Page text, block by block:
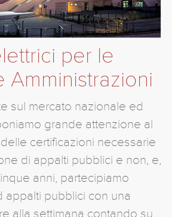
per le
Amministrazioni
sul mercato nazionale ed
grande attenzione al
certificazioni necessarie
di appalti pubblici e non, e,
anni, partecipiamo
appalti pubblici con una
alla settimana contando su